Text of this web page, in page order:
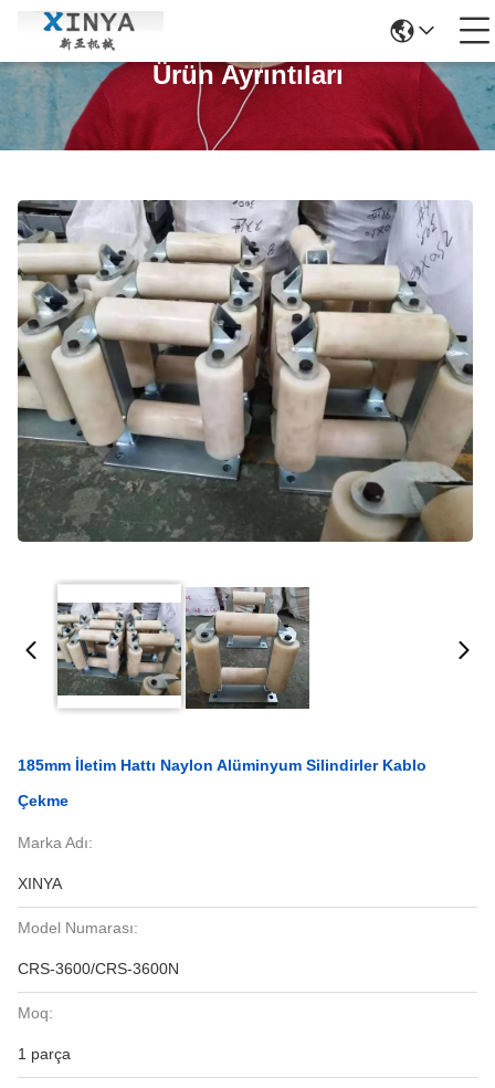
Ürün Ayrıntıları
185mm İletim Hattı Naylon Alüminyum Silindirler Kablo
Çekme
Marka Adı:
XINYA
Model Numarası:
CRS-3600/CRS-3600N
Moq:
1 parça